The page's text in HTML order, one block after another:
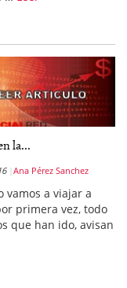
la...
Ana Pérez Sanchez
vamos a viajar a
primera vez, todo
que han ido, avisan